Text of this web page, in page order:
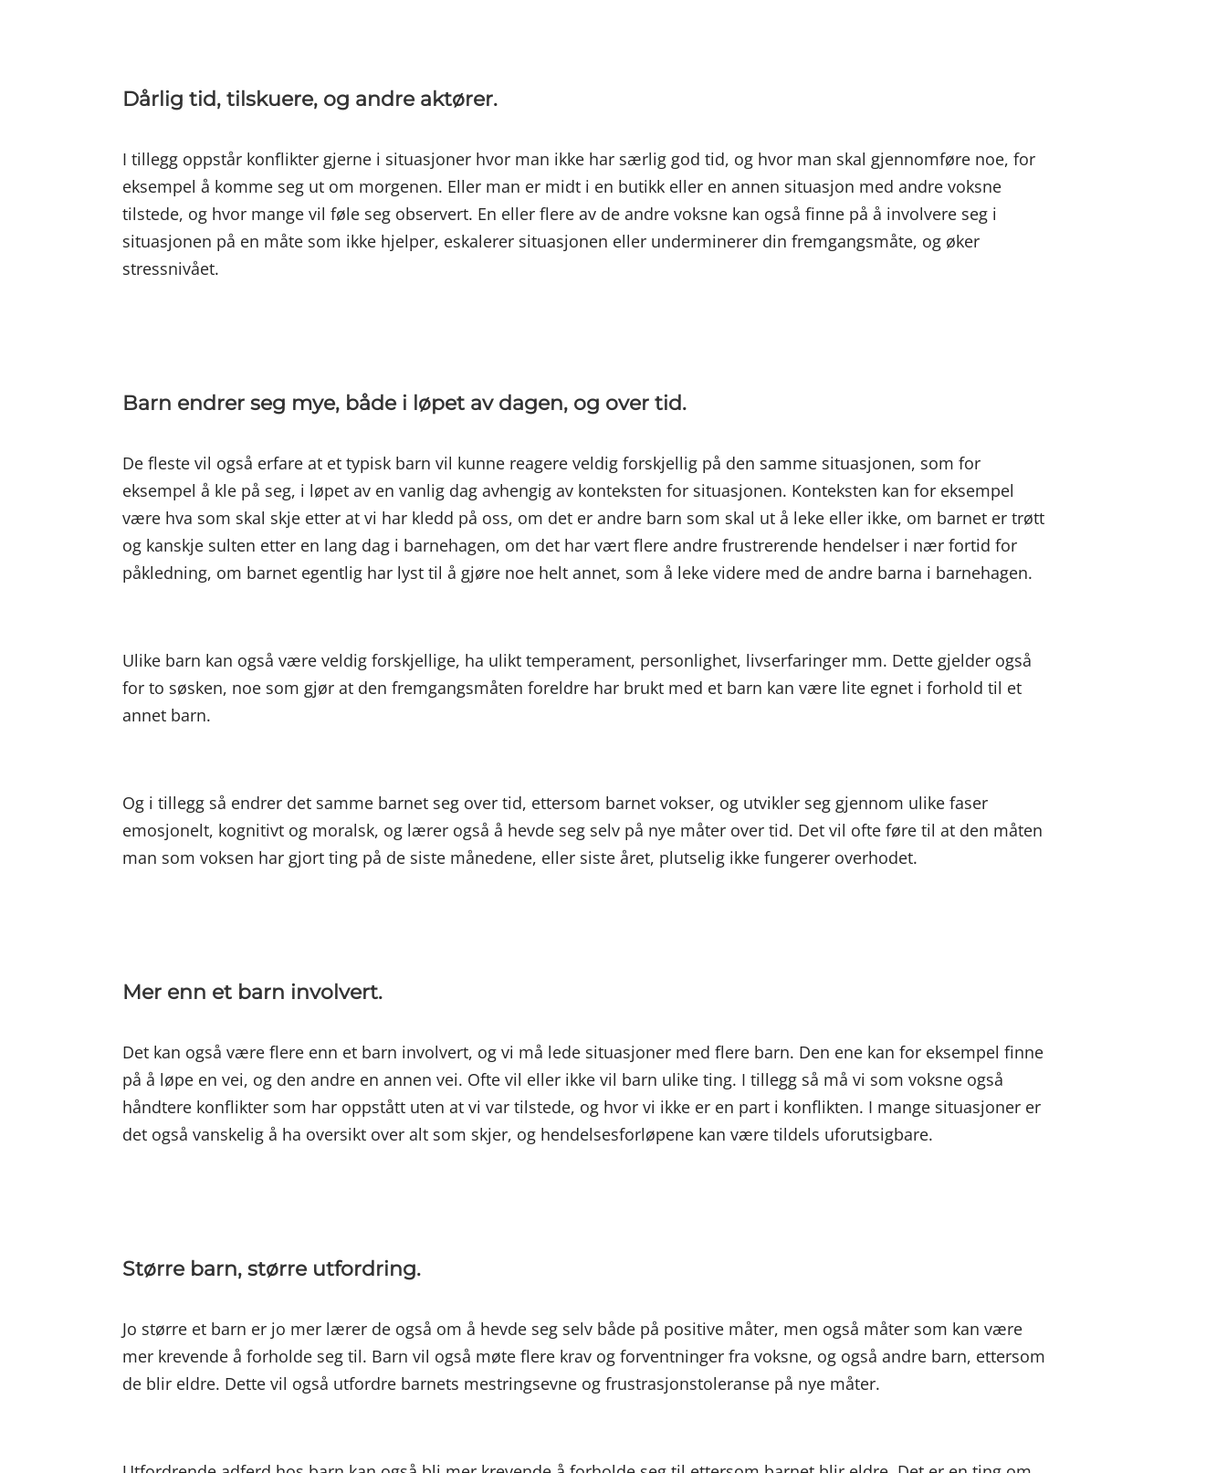
Dårlig tid, tilskuere, og andre aktører.
I tillegg oppstår konflikter gjerne i situasjoner hvor man ikke har særlig god tid, og hvor man skal gjennomføre noe, for
eksempel å komme seg ut om morgenen. Eller man er midt i en butikk eller en annen situasjon med andre voksne
tilstede, og hvor mange vil føle seg observert. En eller flere av de andre voksne kan også finne på å involvere seg i
situasjonen på en måte som ikke hjelper, eskalerer situasjonen eller underminerer din fremgangsmåte, og øker
stressnivået.
Barn endrer seg mye, både i løpet av dagen, og over tid.
De fleste vil også erfare at et typisk barn vil kunne reagere veldig forskjellig på den samme situasjonen, som for
eksempel å kle på seg, i løpet av en vanlig dag avhengig av konteksten for situasjonen. Konteksten kan for eksempel
være hva som skal skje etter at vi har kledd på oss, om det er andre barn som skal ut å leke eller ikke, om barnet er trøtt
og kanskje sulten etter en lang dag i barnehagen, om det har vært flere andre frustrerende hendelser i nær fortid for
påkledning, om barnet egentlig har lyst til å gjøre noe helt annet, som å leke videre med de andre barna i barnehagen.
Ulike barn kan også være veldig forskjellige, ha ulikt temperament, personlighet, livserfaringer mm. Dette gjelder også
for to søsken, noe som gjør at den fremgangsmåten foreldre har brukt med et barn kan være lite egnet i forhold til et
annet barn.
Og i tillegg så endrer det samme barnet seg over tid, ettersom barnet vokser, og utvikler seg gjennom ulike faser
emosjonelt, kognitivt og moralsk, og lærer også å hevde seg selv på nye måter over tid. Det vil ofte føre til at den måten
man som voksen har gjort ting på de siste månedene, eller siste året, plutselig ikke fungerer overhodet.
Mer enn et barn involvert.
Det kan også være flere enn et barn involvert, og vi må lede situasjoner med flere barn. Den ene kan for eksempel finne
på å løpe en vei, og den andre en annen vei. Ofte vil eller ikke vil barn ulike ting. I tillegg så må vi som voksne også
håndtere konflikter som har oppstått uten at vi var tilstede, og hvor vi ikke er en part i konflikten. I mange situasjoner er
det også vanskelig å ha oversikt over alt som skjer, og hendelsesforløpene kan være tildels uforutsigbare.
Større barn, større utfordring.
Jo større et barn er jo mer lærer de også om å hevde seg selv både på positive måter, men også måter som kan være
mer krevende å forholde seg til. Barn vil også møte flere krav og forventninger fra voksne, og også andre barn, ettersom
de blir eldre. Dette vil også utfordre barnets mestringsevne og frustrasjonstoleranse på nye måter.